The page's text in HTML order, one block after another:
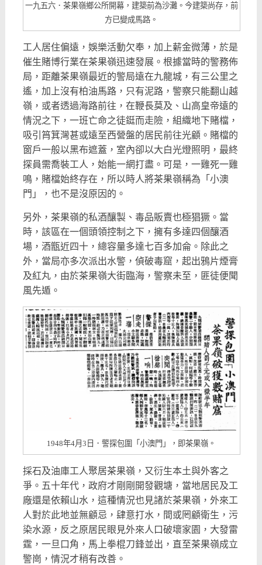
一九五六．茶果嶺鄉公所開幕，建築前為沙灘。今建築尚存，前
方已變成馬路。
工人居住偏遠，娛樂活動欠奉，加上薪金微薄，於是
催生賭博行業在茶果嶺迅速發展。根據當時的警務佈
局，距離茶果嶺最近的警局遠在九龍城，有三公里之
遙，加上沒有柏油馬路，只有泥路，警察只能翻山越
嶺，或者透過海路前往，在鞭長莫及、山高皇帝遠的
情況之下，一班亡命之徒鋌而走險，組織地下賭檔，
吸引筲箕灣甚或遠至西營盤的居民前往光顧。賭檔的
窗戶一般以黑布遮蓋，室內卻以大白光燈照明，最終
探員需喬裝工人，始能一網打盡。可是，一雞死一雞
鳴，賭檔始終存在，所以時人將茶果嶺稱為「小澳
門」，也不是沒原因的。
另外，茶果嶺的私酒釀製、毒品販賣也極猖獗。當
時，該區在一個頭領控制之下，擁有多達四個釀酒
場，酒甑近四十，總容量多達七百多加侖。除此之
外，當局亦多次派出水警，偵破毒窟，起出鴉片煙膏
及紅丸，由於茶果嶺大街臨海，警察未至，匪徒便聞
風先遁。
1948年4月3日．警探包圍「小澳門」，即茶果嶺。
採石及油庫工人聚居茶果嶺，又衍生本土與外客之
爭。五十年代，政府才剛剛開發觀塘，當地居民及工
廠還是依賴山水，這種情況也見諸於茶果嶺，外來工
人對於此地並無顧忌，肆意打水，間或罔顧衛生，污
染水源，反之原居民眼見外來人口破壞家園，大發雷
霆，一旦口角，馬上拳棍刀鋒並出，直至茶果嶺成立
警崗，情況才稍有改善。